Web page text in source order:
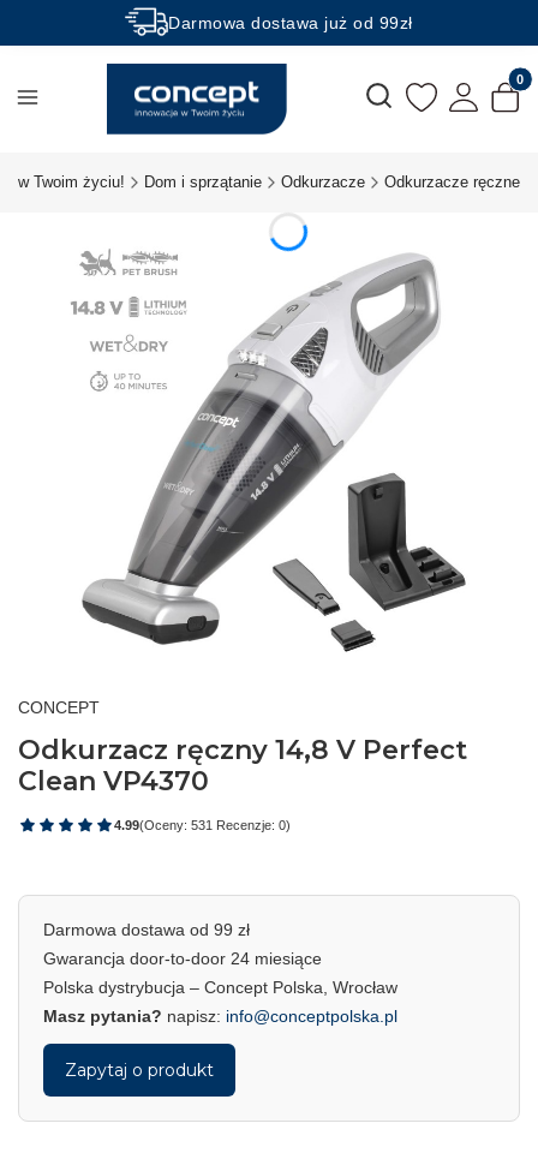
Darmowa dostawa już od 99zł
Rabaty -50% na wybrane produkty
Otwórz wyszukiwarkę
w Twoim życiu! Dom i sprzątanie Odkurzacze Odkurzacze ręczne
CONCEPT
Odkurzacz ręczny 14,8 V Perfect
Clean VP4370
4.99(Oceny: 531 Recenzje: 0)
Darmowa dostawa od 99 zł
Gwarancja door-to-door 24 miesiące
Polska dystrybucja – Concept Polska, Wrocław
Masz pytania? napisz: info@conceptpolska.pl
Zapytaj o produkt